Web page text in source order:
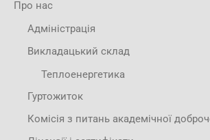
Про нас
Адміністрація
Викладацький склад
Теплоенергетика
Гуртожиток
Комісія з питань академічної